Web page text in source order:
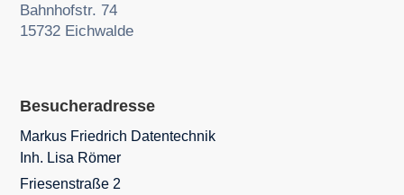
Bahnhofstr. 74
15732 Eichwalde
Besucheradresse
Markus Friedrich Datentechnik
Inh. Lisa Römer
Friesenstraße 2